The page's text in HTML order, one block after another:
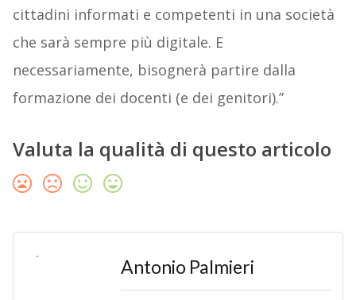
cittadini informati e competenti in una società
che sarà sempre più digitale. E
necessariamente, bisognerà partire dalla
formazione dei docenti (e dei genitori).”
Valuta la qualità di questo articolo
Antonio Palmieri